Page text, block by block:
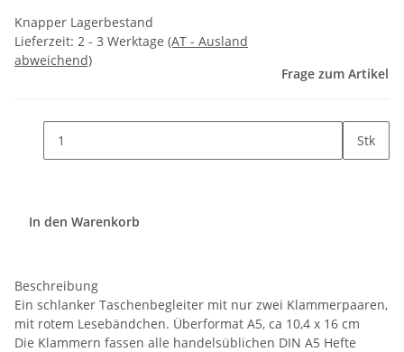
Knapper Lagerbestand
Lieferzeit: 2 - 3 Werktage (AT - Ausland
abweichend)
Frage zum Artikel
Stk
In den Warenkorb
Beschreibung
Ein schlanker Taschenbegleiter mit nur zwei Klammerpaaren,
mit rotem Lesebändchen. Überformat A5, ca 10,4 x 16 cm
Die Klammern fassen alle handelsüblichen DIN A5 Hefte